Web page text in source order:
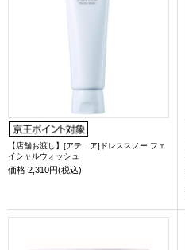
【店舗お渡し】[アテニア]ドレススノー フェ
イシャルウォッシュ
価格 2,310円(税込)